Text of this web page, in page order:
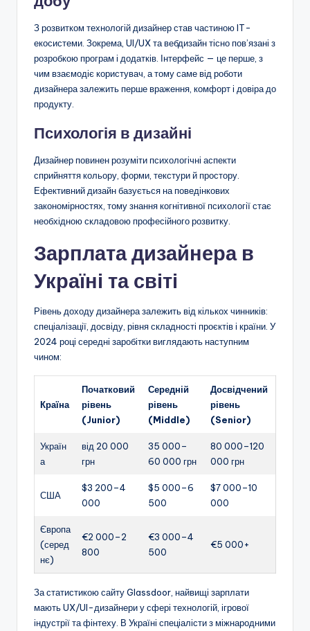
З розвитком технологій дизайнер став частиною IT-
екосистеми. Зокрема, UI/UX та вебдизайн тісно пов’язані з
розробкою програм і додатків. Інтерфейс — це перше, з
чим взаємодіє користувач, а тому саме від роботи
дизайнера залежить перше враження, комфорт і довіра до
продукту.
Психологія в дизайні
Дизайнер повинен розуміти психологічні аспекти
сприйняття кольору, форми, текстури й простору.
Ефективний дизайн базується на поведінкових
закономірностях, тому знання когнітивної психології стає
необхідною складовою професійного розвитку.
Зарплата дизайнера в
Україні та світі
Рівень доходу дизайнера залежить від кількох чинників:
спеціалізації, досвіду, рівня складності проєктів і країни. У
2024 році середні заробітки виглядають наступним
чином:
Країна
Початковий
рівень
(Junior)
Середній
рівень
(Middle)
Досвідчений
рівень
(Senior)
Україн
а
від 20 000
грн
35 000–
60 000 грн
80 000–120
000 грн
США
$3 200–4
000
$5 000–6
500
$7 000–10
000
Європа
(серед
нє)
€2 000–2
800
€3 000–4
500
€5 000+
За статистикою сайту Glassdoor, найвищі зарплати
мають UX/UI-дизайнери у сфері технологій, ігрової
індустрії та фінтеху. В Україні спеціалісти з міжнародними